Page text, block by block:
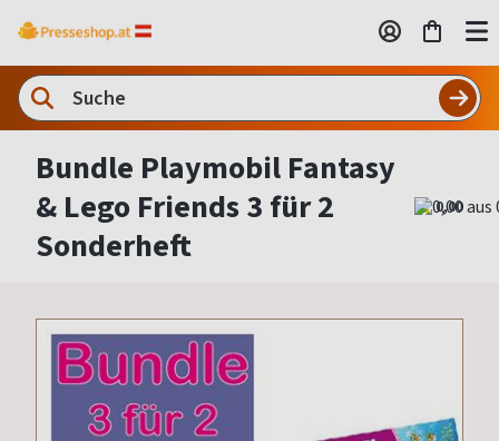
Bundle Playmobil Fantasy
& Lego Friends 3 für 2
Sonderheft
0,00